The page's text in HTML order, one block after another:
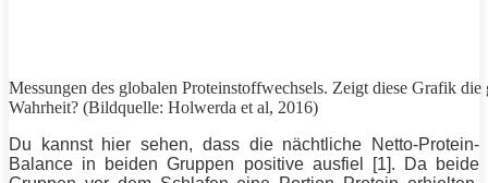
Messungen des globalen Proteinstoffwechsels. Zeigt diese Grafik die
Wahrheit? (Bildquelle: Holwerda et al, 2016)
Du kannst hier sehen, dass die nächtliche Netto-Protein-
Balance in beiden Gruppen positive ausfiel [1]. Da beide